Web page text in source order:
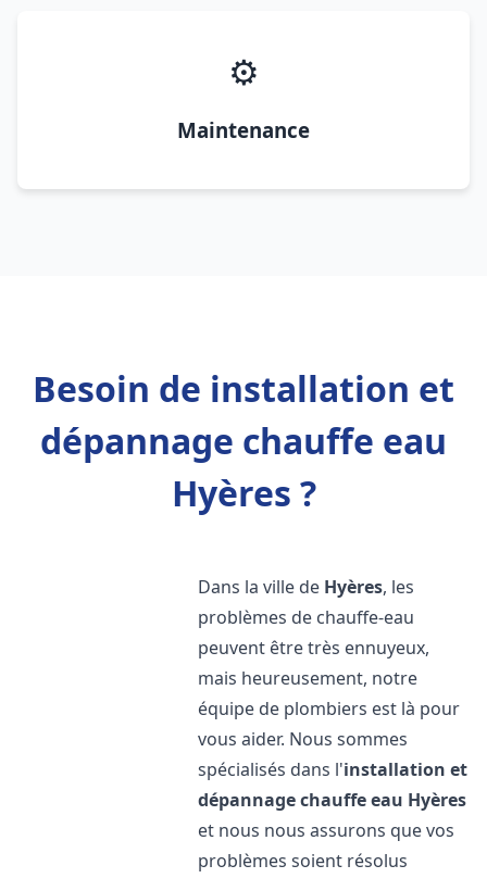
⚙️
Maintenance
Besoin de installation et
dépannage chauffe eau
Hyères ?
Dans la ville de Hyères, les
problèmes de chauffe-eau
peuvent être très ennuyeux,
mais heureusement, notre
équipe de plombiers est là pour
vous aider. Nous sommes
spécialisés dans l'installation et
dépannage chauffe eau Hyères
et nous nous assurons que vos
problèmes soient résolus